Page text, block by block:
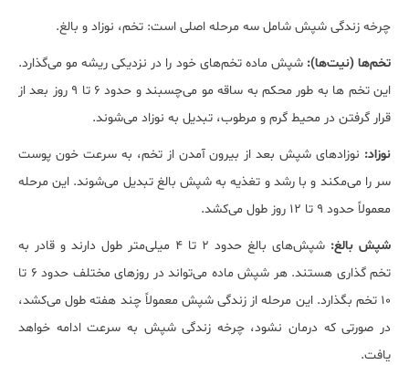
چرخه زندگی شپش شامل سه مرحله اصلی است: تخم، نوزاد و بالغ.
تخم‌ها (نیت‌ها): شپش ماده تخم‌های خود را در نزدیکی ریشه مو می‌گذارد.
این تخم ‌ها به طور محکم به ساقه مو می‌چسبند و حدود 6 تا 9 روز بعد از
قرار گرفتن در محیط گرم و مرطوب، تبدیل به نوزاد می‌شوند.
نوزاد: نوزادهای شپش بعد از بیرون آمدن از تخم، به سرعت خون پوست
سر را می‌مکند و با رشد و تغذیه به شپش بالغ تبدیل می‌شوند. این مرحله
معمولاً حدود 9 تا 12 روز طول می‌کشد.
شپش بالغ:
شپش‌های بالغ حدود 2 تا 4 میلی‌متر طول دارند و قادر به
تخم ‌گذاری هستند. هر شپش ماده می‌تواند در روزهای مختلف حدود 6 تا
10 تخم بگذارد. این مرحله از زندگی شپش معمولاً چند هفته طول می‌کشد،
در صورتی که درمان نشود، چرخه زندگی شپش به سرعت ادامه خواهد
یافت.